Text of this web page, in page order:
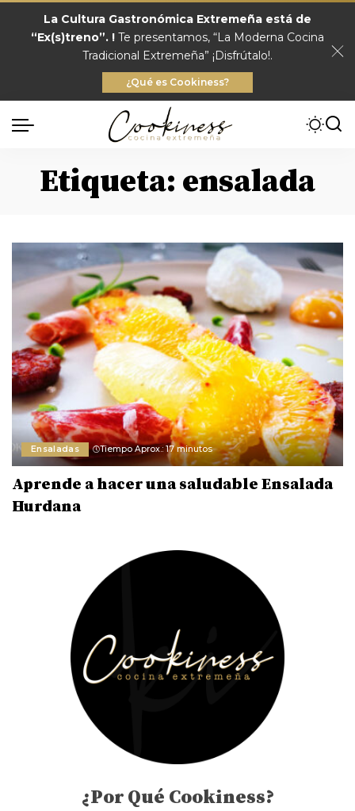
La Cultura Gastronómica Extremeña está de
“Ex(s)treno”. ! Te presentamos, “La Moderna Cocina
Tradicional Extremeña” ¡Disfrútalo!.
¿Qué es Cookiness?
Etiqueta: ensalada
Ensaladas Tiempo Aprox.: 17 minutos
Aprende a hacer una saludable Ensalada
Hurdana
¿Por Qué Cookiness?